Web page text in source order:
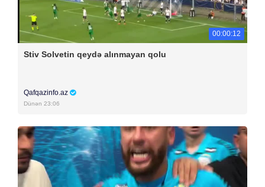
00:00:12
Stiv Solvetin qeydə alınmayan qolu
Qafqazinfo.az
Dünən 23:06